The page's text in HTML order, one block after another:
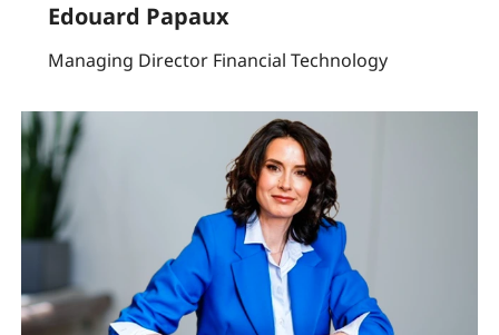
Edouard Papaux
Managing Director Financial Technology